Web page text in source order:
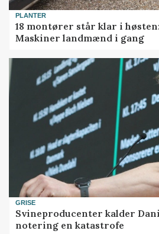
PLANTER
18 montører står klar i
Maskiner landmænd i gang
GRISE
Svineproducenter kalder
notering en katastrofe